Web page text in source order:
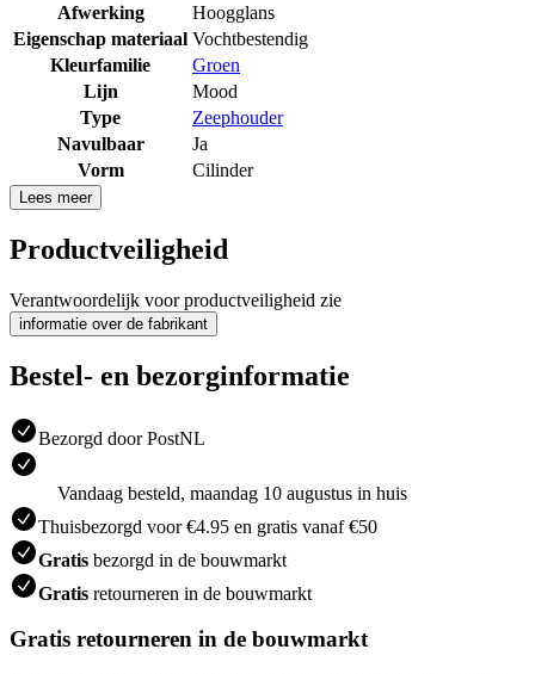
Afwerking
Hoogglans
Eigenschap materiaal Vochtbestendig
Kleurfamilie
Groen
Lijn
Mood
Type
Zeephouder
Navulbaar
Ja
Vorm
Cilinder
Lees meer
Productveiligheid
Verantwoordelijk voor productveiligheid zie
informatie over de fabrikant
Bestel- en bezorginformatie
Bezorgd door PostNL
Vandaag besteld, maandag 10 augustus in huis
Thuisbezorgd voor €4.95 en gratis vanaf €50
Gratis bezorgd in de bouwmarkt
Gratis retourneren in de bouwmarkt
Gratis retourneren in de bouwmarkt